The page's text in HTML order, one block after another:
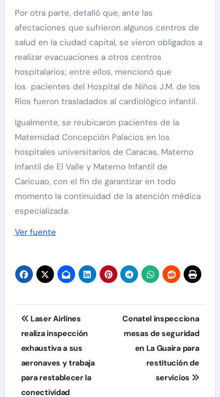
Por otra parte, detalló que, ante las
afectaciones que sufrieron algunos centros de
salud en la ciudad capital, se vieron obligados a
realizar evacuaciones a otros centros
hospitalarios; entre ellos, mencionó que
los pacientes del Hospital de Niños J.M. de los
Ríos fueron trasladados al cardiológico infantil.
Igualmente, se reubicaron pacientes de la
Maternidad Concepción Palacios en los
hospitales universitarios de Caracas, Materno
Infantil de El Valle y Materno Infantil de
Caricuao, con el fin de garantizar en todo
momento la continuidad de la atención médica
especializada.
Ver fuente
Navegación
de
entradas
Laser Airlines
realiza inspección
exhaustiva a sus
aeronaves y trabaja
para restablecer la
conectividad
Conatel inspecciona
mesas de seguridad
en La Guaira para
restitución de
servicios